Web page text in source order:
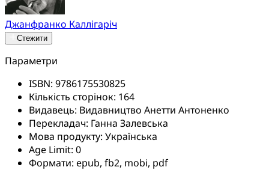
Джанфранко Каллігаріч
Стежити
Параметри
ISBN: 9786175530825
Кількість сторінок: 164
Видавець: Видавництво Анетти Антоненко
Перекладач: Ганна Залевська
Мова продукту: Українська
Age Limit: 0
Формати: epub, fb2, mobi, pdf